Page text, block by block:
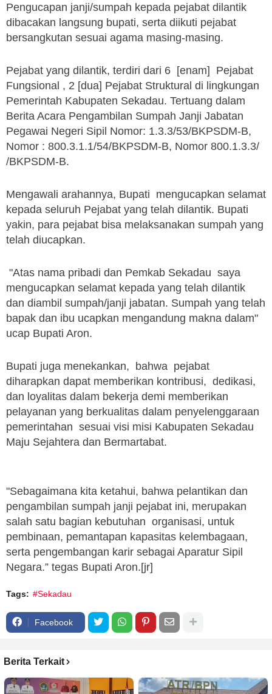
Pengucapan janji/sumpah kepada pejabat dilantik
dibacakan langsung bupati, serta diikuti pejabat
bersangkutan sesuai agama masing-masing.
Pejabat yang dilantik, terdiri dari 6 [enam] Pejabat
Fungsional , 2 [dua] Pejabat Struktural di lingkungan
Pemerintah Kabupaten Sekadau. Tertuang dalam
Berita Acara Pengambilan Sumpah Janji Jabatan
Pegawai Negeri Sipil Nomor: 1.3.3/53/BKPSDM-B,
Nomor : 800.3.1.1/54/BKPSDM-B, Nomor 800.1.3.3/
/BKPSDM-B.
Mengawali arahannya, Bupati mengucapkan selamat
kepada seluruh Pejabat yang telah dilantik. Bupati
yakin, para pejabat bisa melaksanakan sumpah yang
telah diucapkan.
"Atas nama pribadi dan Pemkab Sekadau saya
mengucapkan selamat kepada yang telah dilantik
dan diambil sumpah/janji jabatan. Sumpah yang telah
bapak dan ibu ucapkan mengandung makna dalam"
ucap Bupati Aron.
Bupati juga menekankan, bahwa pejabat
diharapkan dapat memberikan kontribusi, dedikasi,
dan loyalitas dalam bekerja demi memberikan
pelayanan yang berkualitas dalam penyelenggaraan
pemerintahan sesuai visi misi Kabupaten Sekadau
Maju Sejahtera dan Bermartabat.
"Sebagaimana kita ketahui, bahwa pelantikan dan
pengambilan sumpah janji pejabat ini, merupakan
salah satu bagian kebutuhan organisasi, untuk
pembinaan, pemantapan kapasitas kelembagaan,
serta pengembangan karir sebagai Aparatur Sipil
Negara.” tegas Bupati Aron.[jr]
Tags: #Sekadau
Facebook
Berita Terkait